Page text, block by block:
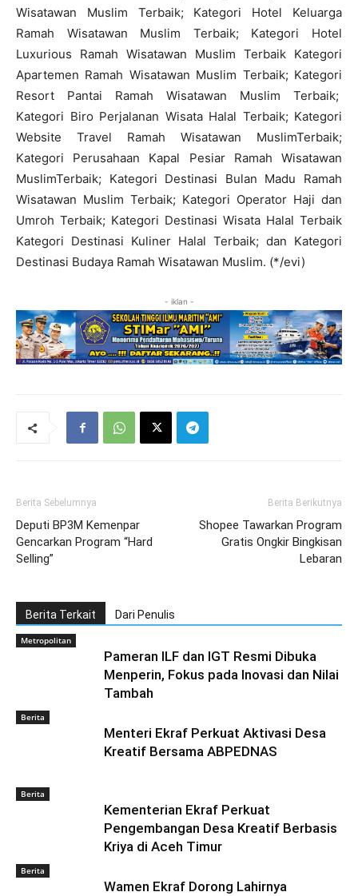
Wisatawan Muslim Terbaik; Kategori Hotel Keluarga
Ramah Wisatawan Muslim Terbaik; Kategori Hotel
Luxurious Ramah Wisatawan Muslim Terbaik Kategori
Apartemen Ramah Wisatawan Muslim Terbaik; Kategori
Resort Pantai Ramah Wisatawan Muslim Terbaik;
Kategori Biro Perjalanan Wisata Halal Terbaik; Kategori
Website Travel Ramah Wisatawan MuslimTerbaik;
Kategori Perusahaan Kapal Pesiar Ramah Wisatawan
MuslimTerbaik; Kategori Destinasi Bulan Madu Ramah
Wisatawan Muslim Terbaik; Kategori Operator Haji dan
Umroh Terbaik; Kategori Destinasi Wisata Halal Terbaik
Kategori Destinasi Kuliner Halal Terbaik; dan Kategori
Destinasi Budaya Ramah Wisatawan Muslim. (*/evi)
- iklan -
Berita Sebelumnya
Deputi BP3M Kemenpar
Gencarkan Program “Hard
Selling”
Berita Berikutnya
Shopee Tawarkan Program
Gratis Ongkir Bingkisan
Lebaran
Berita Terkait Dari Penulis
Metropolitan
Pameran ILF dan IGT Resmi Dibuka
Menperin, Fokus pada Inovasi dan Nilai
Tambah
Berita
Menteri Ekraf Perkuat Aktivasi Desa
Kreatif Bersama ABPEDNAS
Berita
Kementerian Ekraf Perkuat
Pengembangan Desa Kreatif Berbasis
Kriya di Aceh Timur
Berita
Wamen Ekraf Dorong Lahirnya